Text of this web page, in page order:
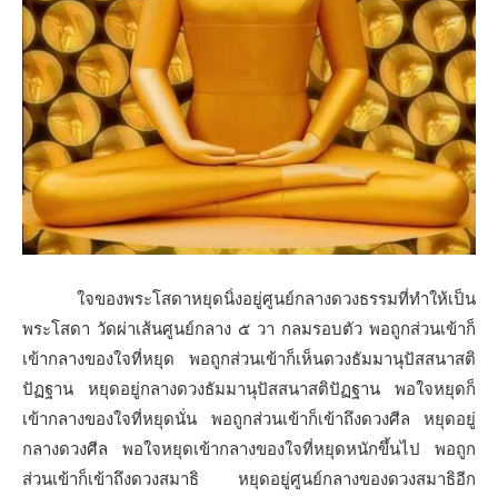
ใจของพระโสดาหยุดนิ่งอยู่ศูนย์กลางดวงธรรมที่ทำให้เป็น
พระโสดา วัดผ่าเส้นศูนย์กลาง ๕ วา กลมรอบตัว พอถูกส่วนเข้าก็
เข้ากลางของใจที่หยุด พอถูกส่วนเข้าก็เห็นดวงธัมมานุปัสสนาสติ
ปัฏฐาน หยุดอยู่กลางดวงธัมมานุปัสสนาสติปัฏฐาน พอใจหยุดก็
เข้ากลางของใจที่หยุดนั่น พอถูกส่วนเข้าก็เข้าถึงดวงศีล หยุดอยู่
กลางดวงศีล พอใจหยุดเข้ากลางของใจที่หยุดหนักขึ้นไป พอถูก
ส่วนเข้าก็เข้าถึงดวงสมาธิ หยุดอยู่ศูนย์กลางของดวงสมาธิอีก